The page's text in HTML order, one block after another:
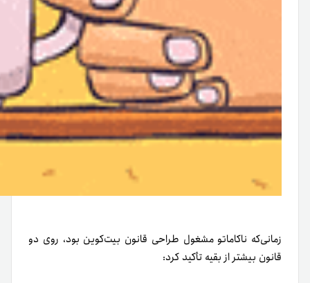
زمانی‌که ناکاماتو مشغول طراحی قانون بیت‌کوین بود، روی دو
قانون بیشتر از بقیه تأکید کرد: